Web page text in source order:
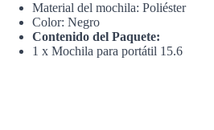
Material del mochila: Poliéster
Color: Negro
Contenido del Paquete:
1 x Mochila para portátil 15.6